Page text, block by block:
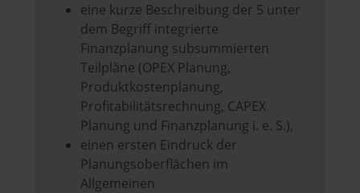
eine kurze Beschreibung der 5 unter
dem Begriff integrierte
Finanzplanung subsummierten
Teilpläne (OPEX Planung,
Produktkostenplanung,
Profitabilitätsrechnung, CAPEX
Planung und Finanzplanung i. e. S.),
einen ersten Eindruck der
Planungsoberflächen im
Allgemeinen